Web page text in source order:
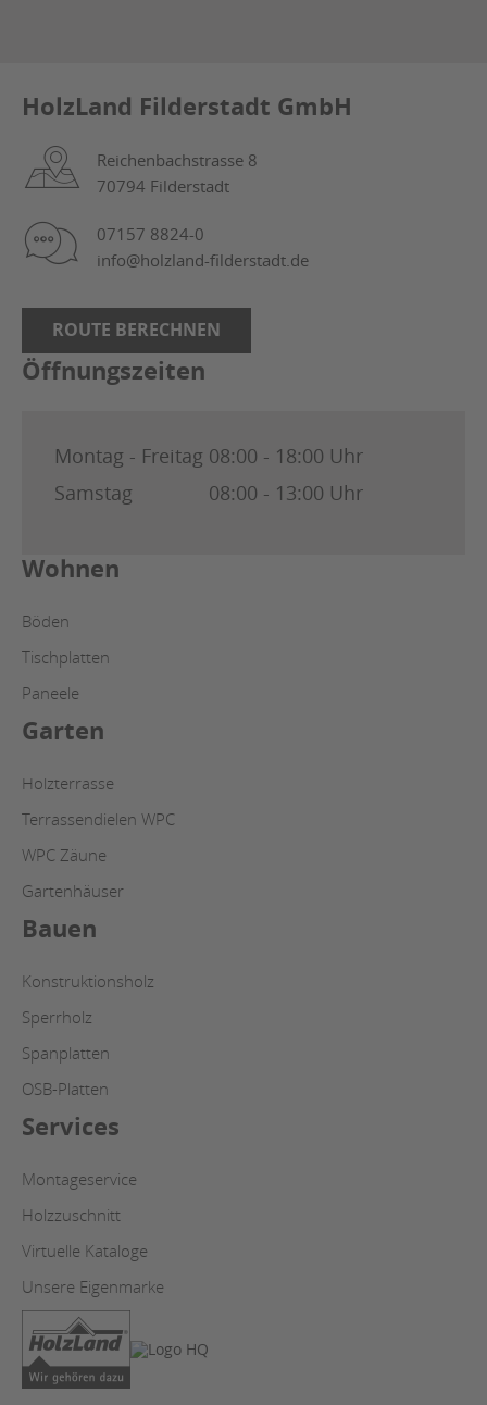
HolzLand Filderstadt GmbH
Reichenbachstrasse 8
70794 Filderstadt
07157 8824-0
info@holzland-filderstadt.de
ROUTE BERECHNEN
Öffnungszeiten
Montag - Freitag 08:00 - 18:00 Uhr
Samstag
08:00 - 13:00 Uhr
Wohnen
Böden
Tischplatten
Paneele
Garten
Holzterrasse
Terrassendielen WPC
WPC Zäune
Gartenhäuser
Bauen
Konstruktionsholz
Sperrholz
Spanplatten
OSB-Platten
Services
Montageservice
Holzzuschnitt
Virtuelle Kataloge
Unsere Eigenmarke